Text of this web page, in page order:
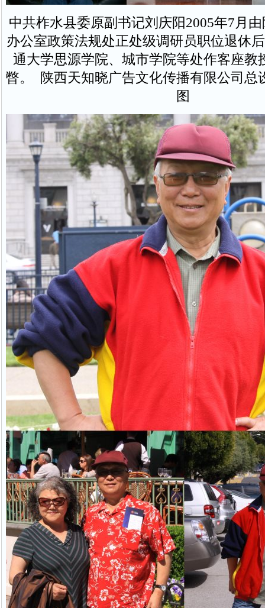
中共柞水县委原副书记刘庆阳2005年7月
办公室政策法规处正处级调研员职位退休
通大学思源学院、城市学院等处作客座教
瞥。 陕西天知晓广告文化传播有限公司总
图